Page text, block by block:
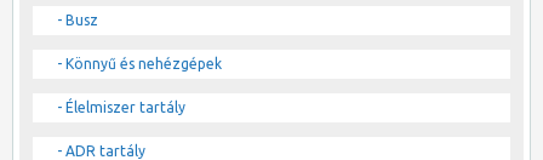
- Busz
- Könnyű és nehézgépek
- Élelmiszer tartály
- ADR tartály